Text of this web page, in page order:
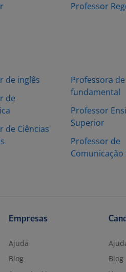
Professor
de inglês
de
de Ciências
Professora
fundamental
Professor
Superior
Professor de
Comunicação
Empresas
Ajuda
Blog
Blog